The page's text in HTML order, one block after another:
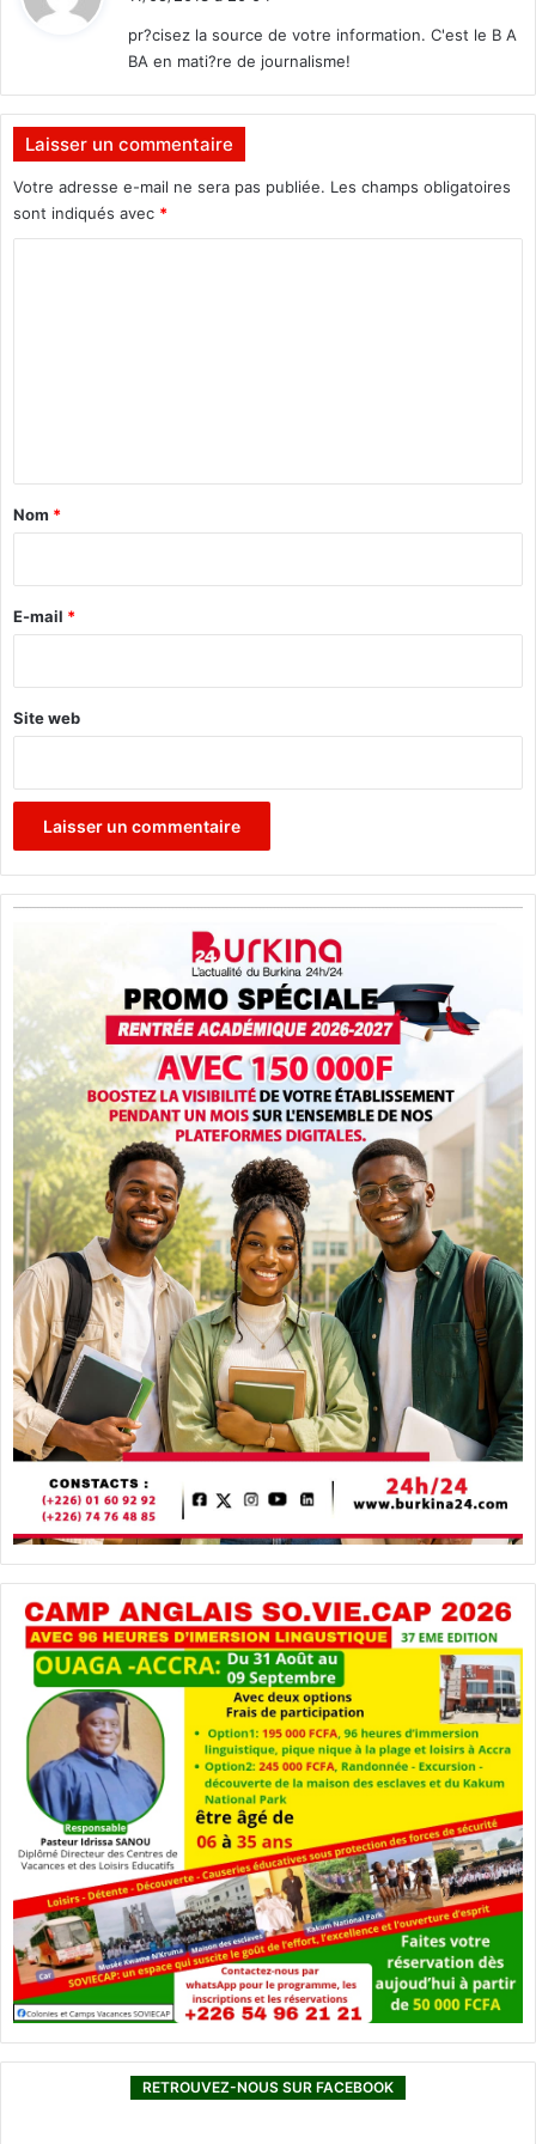
r
é
a
u
r
é
:
pr?cisez la source de votre information. C'est le B A
BA en mati?re de journalisme!
Laisser un commentaire
Votre adresse e-mail ne sera pas publiée. Les champs obligatoires
sont indiqués avec *
a
e
Nom *
E-mail *
Site web
RETROUVEZ-NOUS SUR FACEBOOK